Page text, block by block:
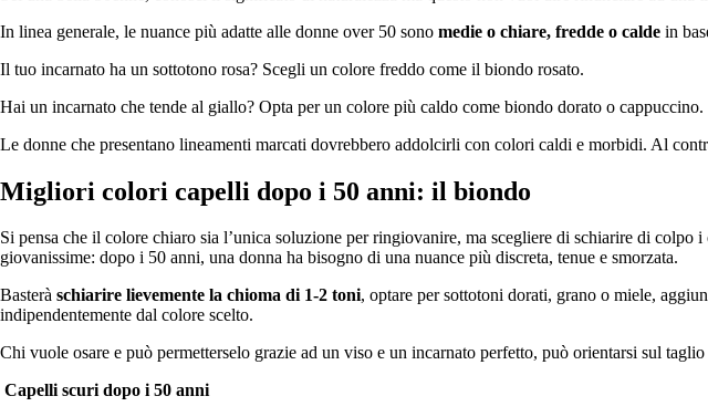
In linea generale, le nuance più adatte alle donne over 50 sono medie o chiare, fredde o calde in
Il tuo incarnato ha un sottotono rosa? Scegli un colore freddo come il biondo rosato.
Hai un incarnato che tende al giallo? Opta per un colore più caldo come biondo dorato o cappuccino.
Le donne che presentano lineamenti marcati dovrebbero addolcirli con colori caldi e morbidi. Al
Migliori colori capelli dopo i 50 anni: il biondo
Si pensa che il colore chiaro sia l’unica soluzione per ringiovanire, ma scegliere di schiarire di
giovanissime: dopo i 50 anni, una donna ha bisogno di una nuance più discreta, tenue e smorzata.
Basterà schiarire lievemente la chioma di 1-2 toni, optare per sottotoni dorati, grano o miele,
indipendentemente dal colore scelto.
Chi vuole osare e può permetterselo grazie ad un viso e un incarnato perfetto, può orientarsi sul
Capelli scuri dopo i 50 anni